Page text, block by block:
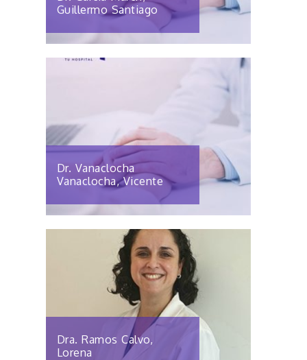
Guillermo Santiago
Dr. Vanaclocha
Vanaclocha, Vicente
Dra. Ramos Calvo,
Lorena